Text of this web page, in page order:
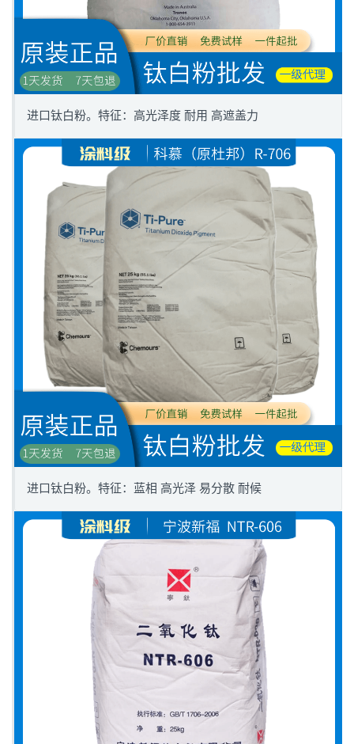
进口钛白粉。特征：高光泽度 耐用 高遮盖力
进口钛白粉。特征：蓝相 高光泽 易分散 耐候